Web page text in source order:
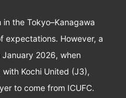
the Tokyo–Kanagawa
expectations. However, a
2026, when
Kochi United (J3),
to come from ICUFC.